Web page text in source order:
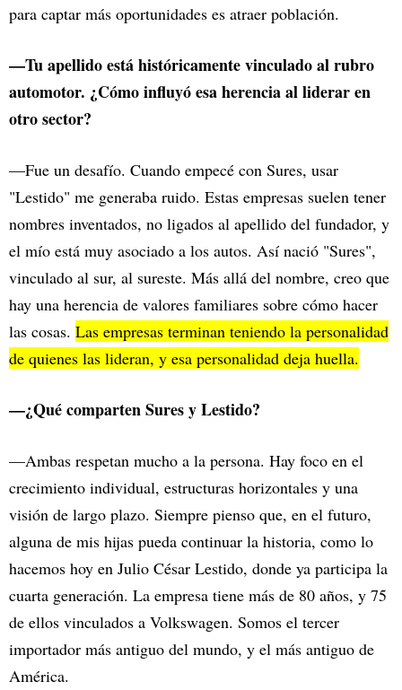
para captar más oportunidades es atraer población.
—Tu apellido está históricamente vinculado al rubro
automotor. ¿Cómo influyó esa herencia al liderar en
otro sector?
—Fue un desafío. Cuando empecé con Sures, usar
"Lestido" me generaba ruido. Estas empresas suelen tener
nombres inventados, no ligados al apellido del fundador, y
el mío está muy asociado a los autos. Así nació "Sures",
vinculado al sur, al sureste. Más allá del nombre, creo que
hay una herencia de valores familiares sobre cómo hacer
las cosas. Las empresas terminan teniendo la personalidad
de quienes las lideran, y esa personalidad deja huella.
—¿Qué comparten Sures y Lestido?
—Ambas respetan mucho a la persona. Hay foco en el
crecimiento individual, estructuras horizontales y una
visión de largo plazo. Siempre pienso que, en el futuro,
alguna de mis hijas pueda continuar la historia, como lo
hacemos hoy en Julio César Lestido, donde ya participa la
cuarta generación. La empresa tiene más de 80 años, y 75
de ellos vinculados a Volkswagen. Somos el tercer
importador más antiguo del mundo, y el más antiguo de
América.